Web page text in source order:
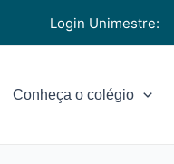
Login Unimestre:
Conheça o colégio